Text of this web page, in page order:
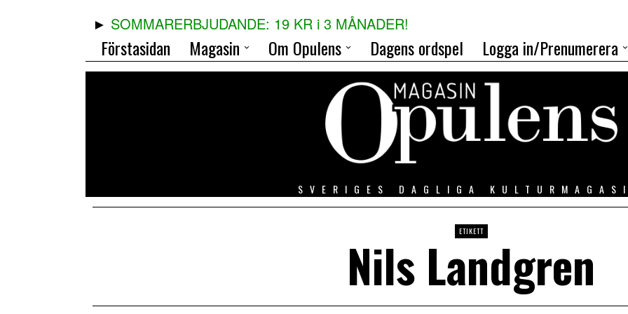
SOMMARERBJUDANDE: 19 KR i 3 MÅNADER!
Förstasidan Magasin Om Opulens Dagens ordspel Logga in/Prenumerera
SVERIGES DAGLIGA
ETIKETT
Nils Landgren